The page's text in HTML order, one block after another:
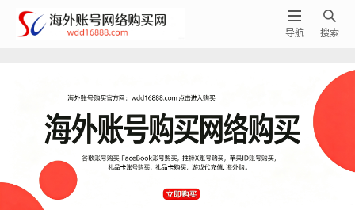

搜索

导航